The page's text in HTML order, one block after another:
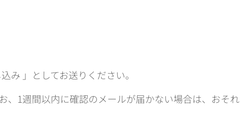
み 」としてお送りください。
、1週間以内に確認のメールが届かない場合は、おそれ